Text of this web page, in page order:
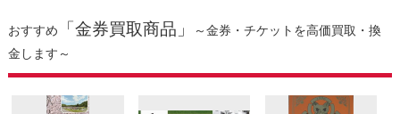
おすすめ 「金券買取商品」
～金券・チケットを高価買取・換
金します～